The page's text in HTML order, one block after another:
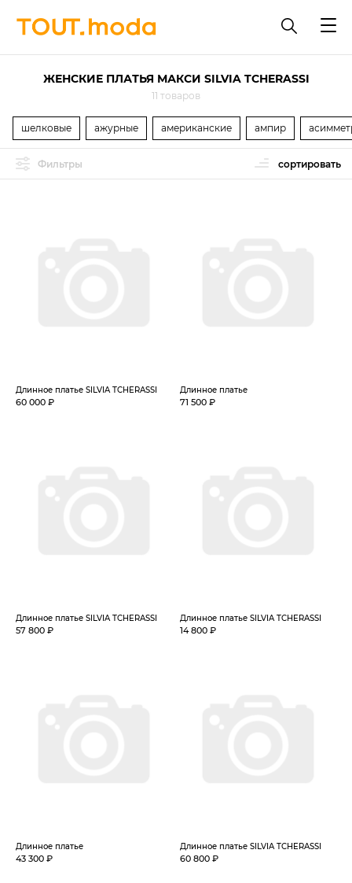
ЖЕНСКИЕ ПЛАТЬЯ МАКСИ SILVIA TCHERASSI
11 товаров
шелковые ажурные американские ампир
Фильтры сортировать
Длинное платье SILVIA TCHERASSI
60 000 ₽
Длинное платье
71 500 ₽
Длинное платье SILVIA TCHERASSI
57 800 ₽
Длинное платье SILVIA TCHERASSI
14 800 ₽
Длинное платье
43 300 ₽
Длинное платье SILVIA TCHERASSI
60 800 ₽